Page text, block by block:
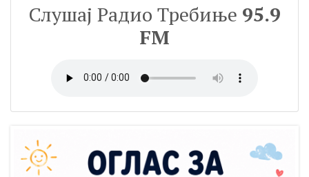
Слушај Радио Требиње 95.9
FM